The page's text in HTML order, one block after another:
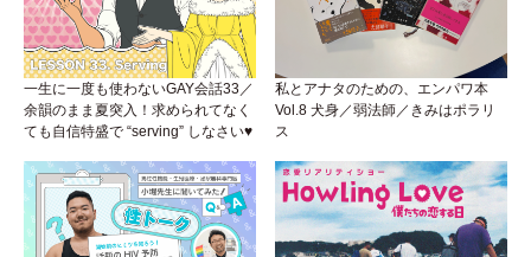
一生に一度も使わないGAY会話33／
余韻のまま夏突入！求められてなく
ても自信特盛で “serving” しなさい♥
私とアナタのための、エンパワ本
Vol.8 犬身／弱法師／きみはポラリ
ス